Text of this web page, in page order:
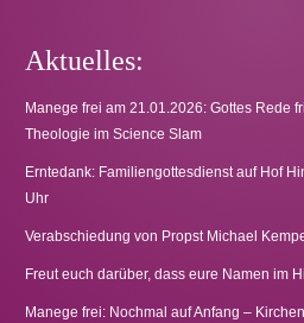
Aktuelles:
Manege frei am 21.01.2026: Gottes Rede
Theologie im Science Slam
Erntedank: Familiengottesdienst auf Hof
Uhr
Verabschiedung von Propst Michael
Freut euch darüber, dass eure Namen im
Manege frei: Nochmal auf Anfang –